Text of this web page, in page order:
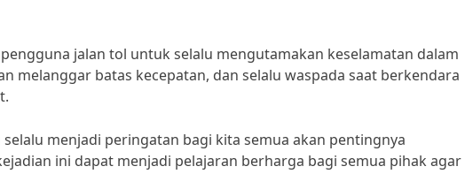
jalan tol untuk selalu mengutamakan keselamatan dalam
melanggar batas kecepatan, dan selalu waspada saat berkendara
menjadi peringatan bagi kita semua akan pentingnya
ini dapat menjadi pelajaran berharga bagi semua pihak agar